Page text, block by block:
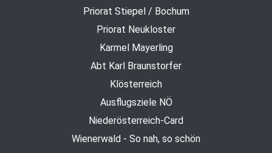
Priorat Stiepel / Bochum
Priorat Neukloster
Karmel Mayerling
Abt Karl Braunstorfer
Klösterreich
Ausflugsziele NÖ
Niederösterreich-Card
Wienerwald - So nah, so schön